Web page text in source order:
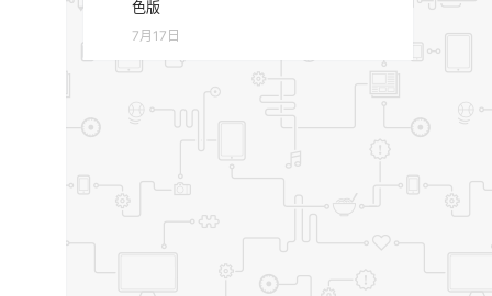
色版
7月17日